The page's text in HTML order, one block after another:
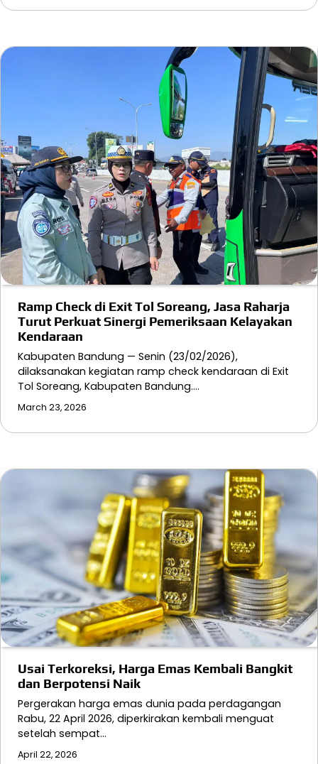
Ramp Check di Exit Tol Soreang, Jasa Raharja
Turut Perkuat Sinergi Pemeriksaan Kelayakan
Kendaraan
Kabupaten Bandung — Senin (23/02/2026),
dilaksanakan kegiatan ramp check kendaraan di Exit
Tol Soreang, Kabupaten Bandung.…
March 23, 2026
Usai Terkoreksi, Harga Emas Kembali Bangkit
dan Berpotensi Naik
Pergerakan harga emas dunia pada perdagangan
Rabu, 22 April 2026, diperkirakan kembali menguat
setelah sempat…
April 22, 2026